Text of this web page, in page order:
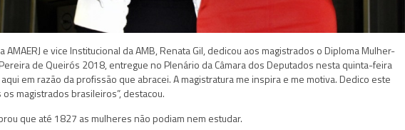
AMAERJ e vice Institucional da AMB, Renata Gil, dedicou aos magistrados o Diploma Mulher-
de Queirós 2018, entregue no Plenário da Câmara dos Deputados nesta quinta-feira
aqui em razão da profissão que abracei. A magistratura me inspira e me motiva. Dedico este
magistrados brasileiros”, destacou.
que até 1827 as mulheres não podiam nem estudar.